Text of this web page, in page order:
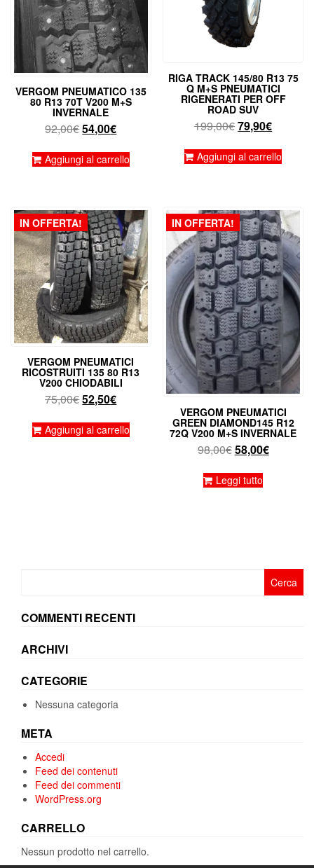
VERGOM PNEUMATICO 135
80 R13 70T V200 M+S
INVERNALE
92,00€Il
originale
54,00€Il
attuale
Aggiungi al carrello
RIGA TRACK 145/80 R13 75
Q M+S PNEUMATICI
RIGENERATI PER OFF
ROAD SUV
199,00€Il
originale
79,90€Il
attuale
Aggiungi al carrello
IN OFFERTA!
VERGOM PNEUMATICI
RICOSTRUITI 135 80 R13
V200 CHIODABILI
75,00€Il
originale
52,50€Il
attuale
Aggiungi al carrello
IN OFFERTA!
VERGOM PNEUMATICI
GREEN DIAMOND145 R12
72Q V200 M+S INVERNALE
98,00€Il
originale
58,00€Il
Leggi tutto
COMMENTI RECENTI
ARCHIVI
CATEGORIE
Nessuna categoria
META
Accedi
Feed dei contenuti
Feed dei commenti
WordPress.org
CARRELLO
Nessun prodotto nel carrello.